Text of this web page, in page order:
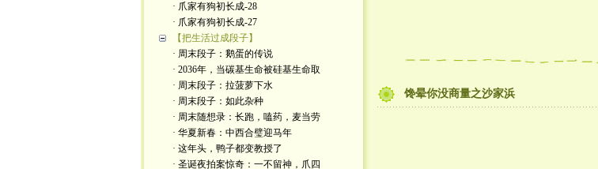
· 爪家有狗初长成-28
· 爪家有狗初长成-27
【把生活过成段子】
· 周末段子：鹅蛋的传说
· 2036年，当碳基生命被硅基生命取
· 周末段子：拉菠萝下水
· 周末段子：如此杂种
· 周末随想录：长跑，嗑药，麦当劳
· 华夏新春：中西合璧迎马年
· 这年头，鸭子都变教授了
· 圣诞夜拍案惊奇：一不留神，爪四
馋晕你没商量之沙家浜